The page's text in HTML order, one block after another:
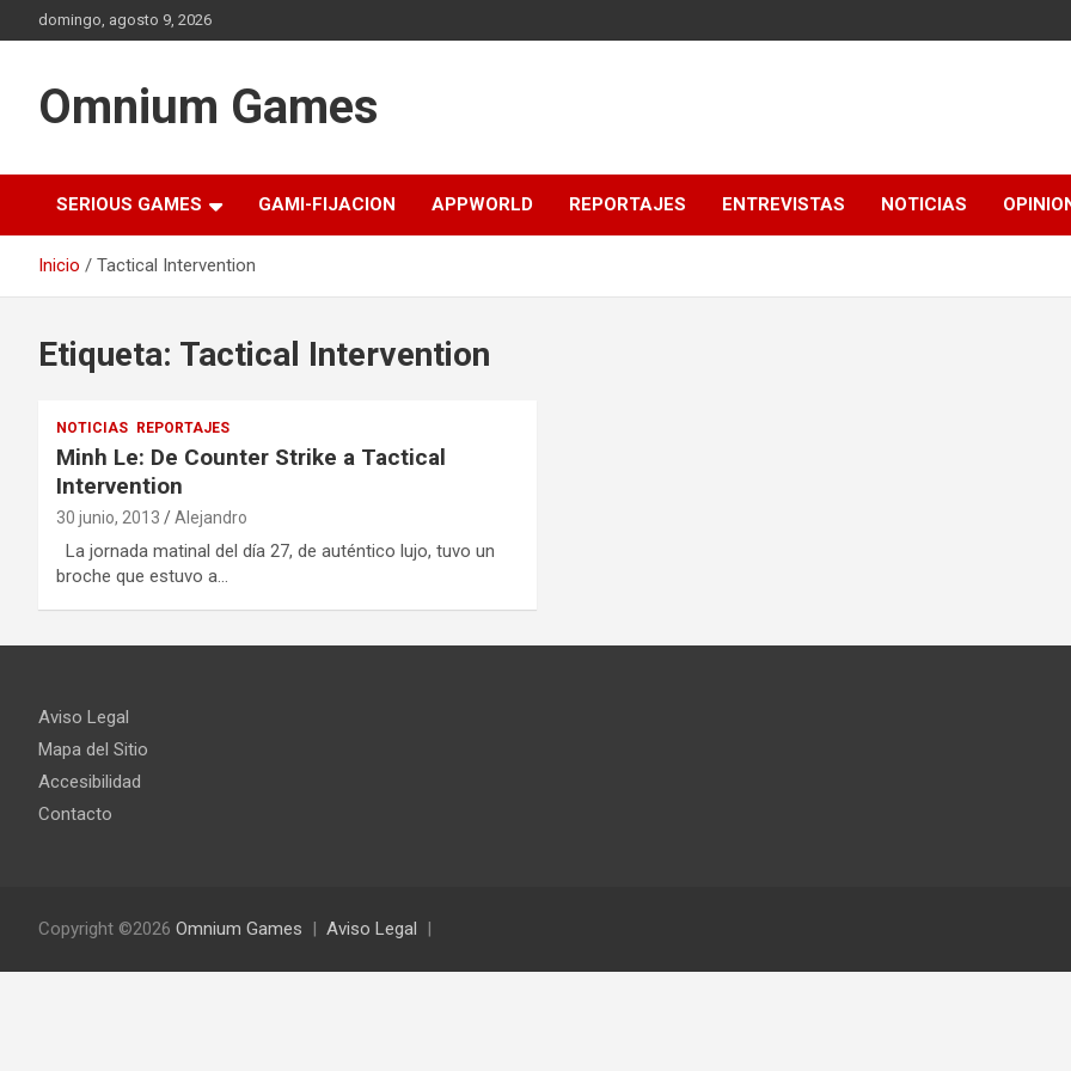
al
domingo, agosto 9, 2026
Omnium Games
SERIOUS GAMES GAMI-FIJACION APPWORLD REPORTAJES ENTREVISTAS NOTICIAS
Inicio Tactical Intervention
Etiqueta: Tactical Intervention
NOTICIAS REPORTAJES
Minh Le: De Counter Strike a Tactical
Intervention
30 junio, 2013 Alejandro
La jornada matinal del día 27, de auténtico lujo, tuvo un
broche que estuvo a…
Aviso Legal
Mapa del Sitio
Accesibilidad
Contacto
Copyright ©2026 Omnium Games Aviso Legal